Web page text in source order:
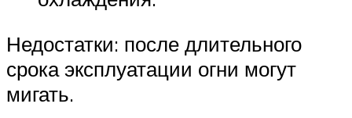
Недостатки: после длительного
срока эксплуатации огни могут
мигать.